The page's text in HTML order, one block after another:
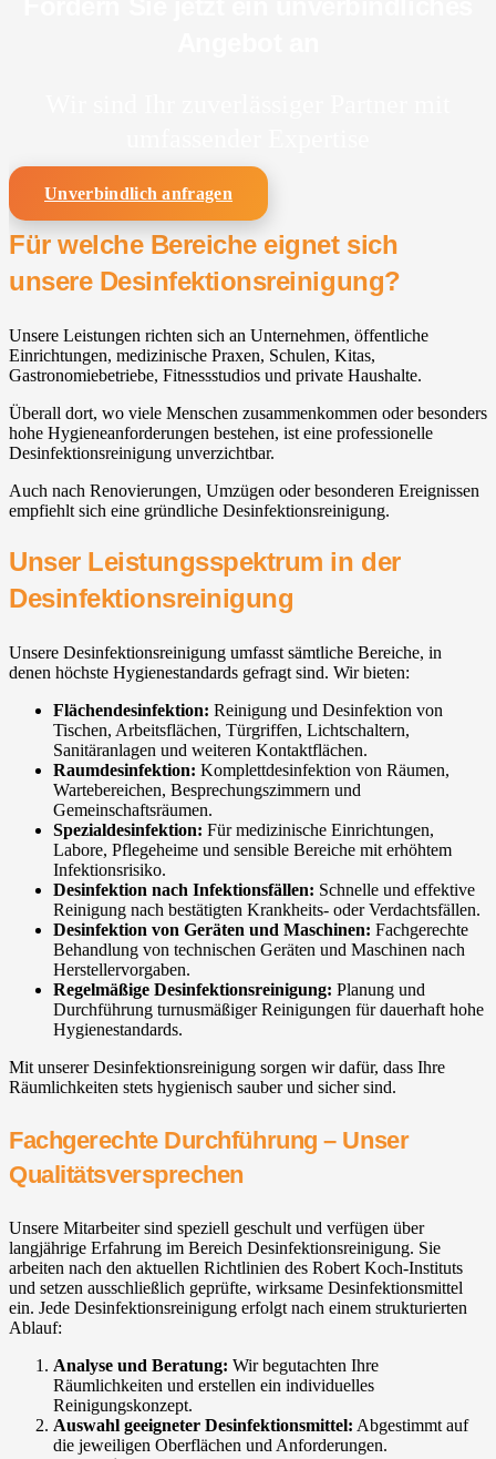
Unverbindlich anfragen
Für welche Bereiche eignet sich
unsere Desinfektionsreinigung?
Unsere Leistungen richten sich an Unternehmen, öffentliche
Einrichtungen, medizinische Praxen, Schulen, Kitas,
Gastronomiebetriebe, Fitnessstudios und private Haushalte.
Überall dort, wo viele Menschen zusammenkommen oder besonders
hohe Hygieneanforderungen bestehen, ist eine professionelle
Desinfektionsreinigung unverzichtbar.
Auch nach Renovierungen, Umzügen oder besonderen Ereignissen
empfiehlt sich eine gründliche Desinfektionsreinigung.
Unser Leistungsspektrum in der
Desinfektionsreinigung
Unsere Desinfektionsreinigung umfasst sämtliche Bereiche, in
denen höchste Hygienestandards gefragt sind. Wir bieten:
Flächendesinfektion: Reinigung und Desinfektion von
Tischen, Arbeitsflächen, Türgriffen, Lichtschaltern,
Sanitäranlagen und weiteren Kontaktflächen.
Raumdesinfektion: Komplettdesinfektion von Räumen,
Wartebereichen, Besprechungszimmern und
Gemeinschaftsräumen.
Spezialdesinfektion: Für medizinische Einrichtungen,
Labore, Pflegeheime und sensible Bereiche mit erhöhtem
Infektionsrisiko.
Desinfektion nach Infektionsfällen: Schnelle und effektive
Reinigung nach bestätigten Krankheits- oder Verdachtsfällen.
Desinfektion von Geräten und Maschinen: Fachgerechte
Behandlung von technischen Geräten und Maschinen nach
Herstellervorgaben.
Regelmäßige Desinfektionsreinigung: Planung und
Durchführung turnusmäßiger Reinigungen für dauerhaft hohe
Hygienestandards.
Mit unserer Desinfektionsreinigung sorgen wir dafür, dass Ihre
Räumlichkeiten stets hygienisch sauber und sicher sind.
Fachgerechte Durchführung – Unser
Qualitätsversprechen
Unsere Mitarbeiter sind speziell geschult und verfügen über
langjährige Erfahrung im Bereich Desinfektionsreinigung. Sie
arbeiten nach den aktuellen Richtlinien des Robert Koch-Instituts
und setzen ausschließlich geprüfte, wirksame Desinfektionsmittel
ein. Jede Desinfektionsreinigung erfolgt nach einem strukturierten
Ablauf:
Analyse und Beratung: Wir begutachten Ihre
Räumlichkeiten und erstellen ein individuelles
Reinigungskonzept.
Auswahl geeigneter Desinfektionsmittel: Abgestimmt auf
die jeweiligen Oberflächen und Anforderungen.